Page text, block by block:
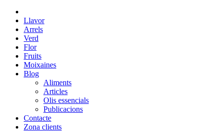
Llavor
Arrels
Verd
Flor
Fruits
Moixaines
Blog
Aliments
Articles
Olis essencials
Publicacions
Contacte
Zona clients